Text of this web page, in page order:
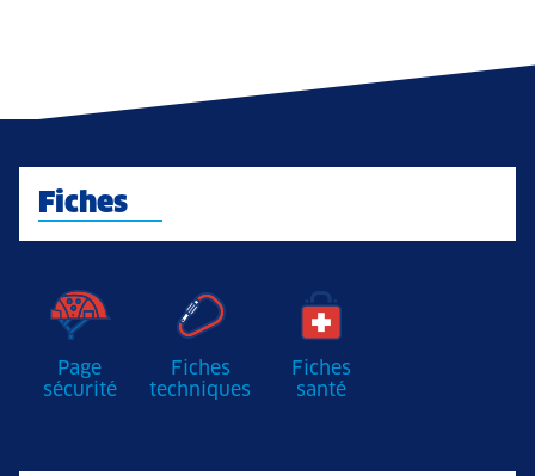
Fiches
Page
sécurité
Fiches
techniques
Fiches
santé